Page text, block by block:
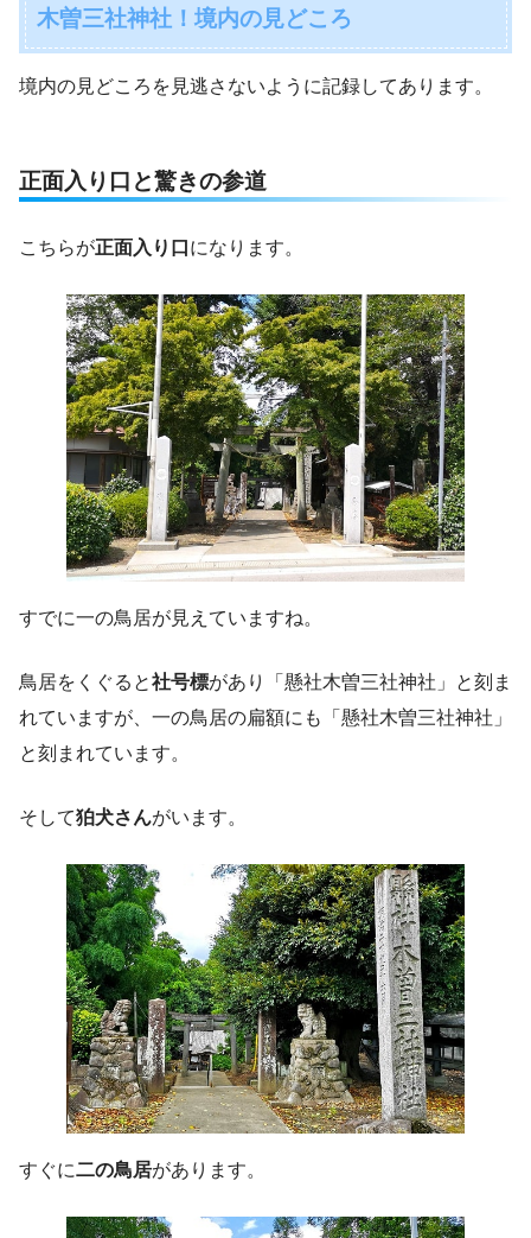
木曽三社神社！境内の見どころ
境内の見どころを見逃さないように記録してあります。
正面入り口と驚きの参道
こちらが正面入り口 になります。
すでに一の鳥居が見えていますね。
鳥居をくぐると社号標があり「懸社木曽三社神社」と刻ま
れていますが、一の鳥居の扁額にも「懸社木曽三社神社」
と刻まれています。
そして狛犬さんがいます。
すぐに二の鳥居があります。